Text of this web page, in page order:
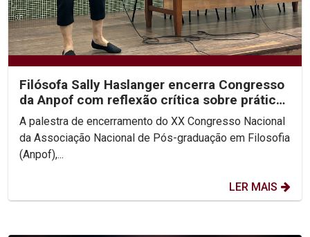
Filósofa Sally Haslanger encerra Congresso
da Anpof com reflexão crítica sobre práticas
sociais e...
A palestra de encerramento do XX Congresso Nacional
da Associação Nacional de Pós-graduação em Filosofia
(Anpof),...
LER MAIS